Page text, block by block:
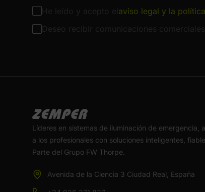
aviso legal y la
Líderes en sistemas de iluminación de emergencia,
a los profesionales con soluciones inteligentes,
Parte del Grupo FW Thorpe.
Avenida de la Ciencia 3 Ciudad Real, España